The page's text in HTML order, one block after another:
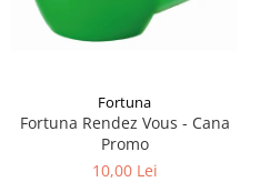
Fortuna
Fortuna Rendez Vous - Cana
Promo
10,00 Lei